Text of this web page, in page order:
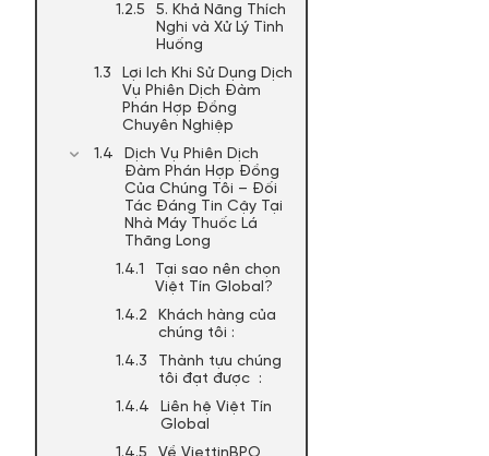
5. Khả Năng Thích
Nghi và Xử Lý Tình
Huống
Lợi Ích Khi Sử Dụng Dịch
Vụ Phiên Dịch Đàm
Phán Hợp Đồng
Chuyên Nghiệp
Dịch Vụ Phiên Dịch
Đàm Phán Hợp Đồng
Của Chúng Tôi – Đối
Tác Đáng Tin Cậy Tại
Nhà Máy Thuốc Lá
Thăng Long
Tại sao nên chọn
Việt Tín Global?
Khách hàng của
chúng tôi :
Thành tựu chúng
tôi đạt được :
Liên hệ Việt Tín
Global